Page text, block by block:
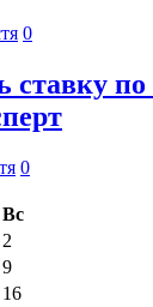
0
по
0
Вс
2
9
16